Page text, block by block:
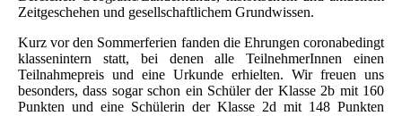
Zeitgeschehen und gesellschaftlichem Grundwissen.
Kurz vor den Sommerferien fanden die Ehrungen coronabedingt
klassenintern statt, bei denen alle TeilnehmerInnen einen
Teilnahmepreis und eine Urkunde erhielten. Wir freuen uns
besonders, dass sogar schon ein Schüler der Klasse 2b mit 160
Punkten und eine Schülerin der Klasse 2d mit 148 Punkten